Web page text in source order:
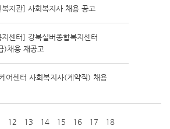
복지관] 사회복지사 채용 공고
센터] 강북실버종합복지센터
)채용 재공고
어센터 사회복지사(계약직) 채용
12 13 14 15 16 17 18